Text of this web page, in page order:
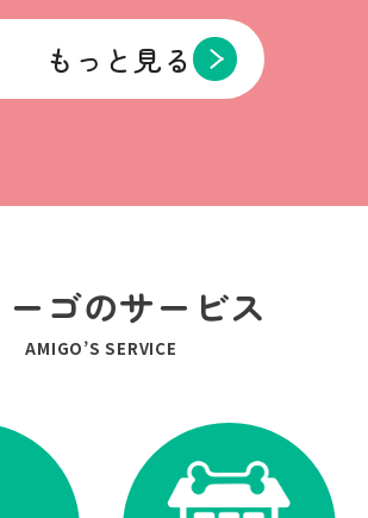
もっと見る
ーゴのサービス
AMIGO’S SERVICE